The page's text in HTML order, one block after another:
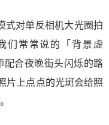
式对单反相机大光圈拍
们常常说的「背景虚
配合夜晚街头闪烁的路
片上点点的光斑会给照